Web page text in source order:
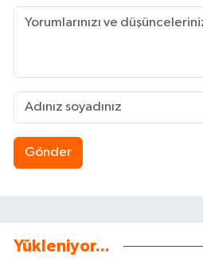
Gönder
Yükleniyor...